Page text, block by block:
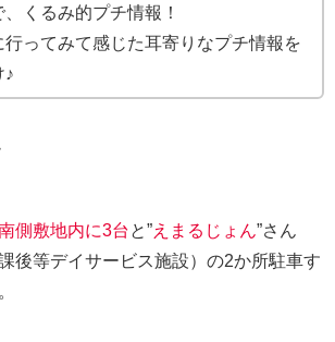
、くるみ的プチ情報！
行ってみて感じた耳寄りなプチ情報を
♪
側敷地内に3台 と”えまるじょん”さん
後等デイサービス施設）の2か所駐車す